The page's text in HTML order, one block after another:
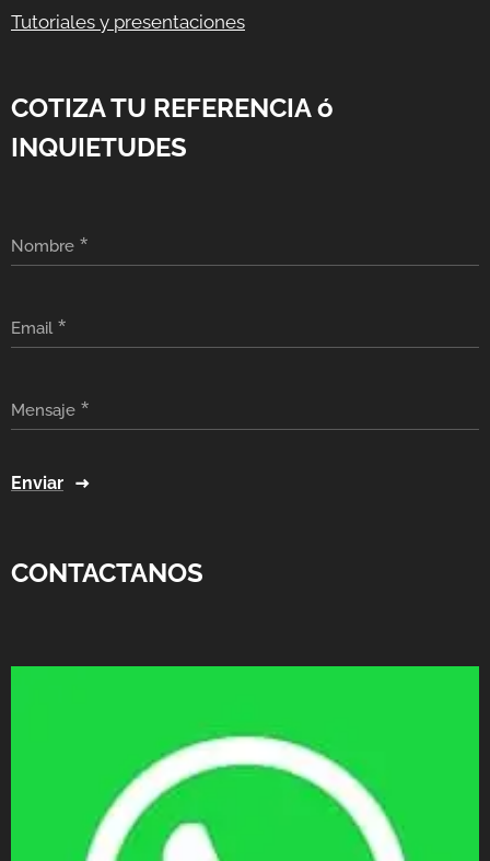
Tutoriales y presentaciones
COTIZA TU REFERENCIA ó
INQUIETUDES
Nombre
Email
Mensaje
Enviar
CONTACTANOS